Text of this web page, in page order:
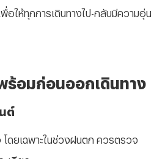
อให้ทุกการเดินทางไป-กลับมีความอุ่น
ร้อมก่อนออกเดินทาง
ต์
ดยเฉพาะในช่วงฝนตก ควรตรวจ